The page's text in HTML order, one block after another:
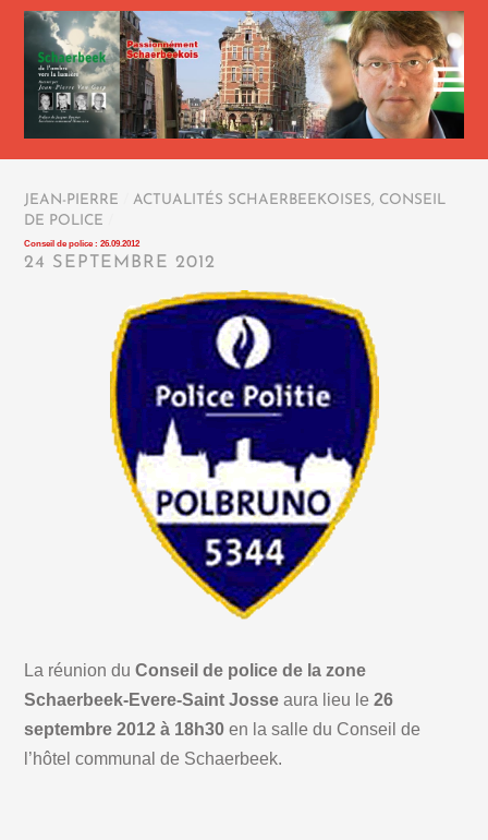
JEAN-PIERRE ACTUALITÉS SCHAERBEEKOISES, CONSEIL
DE POLICE
Conseil de police : 26.09.2012
24 SEPTEMBRE 2012
La réunion duConseil de police de la zone
Schaerbeek-Evere-Saint Josse aura lieu le 26
septembre 2012 à 18h30 en la salle du Conseil de
l’hôtel communal de Schaerbeek.